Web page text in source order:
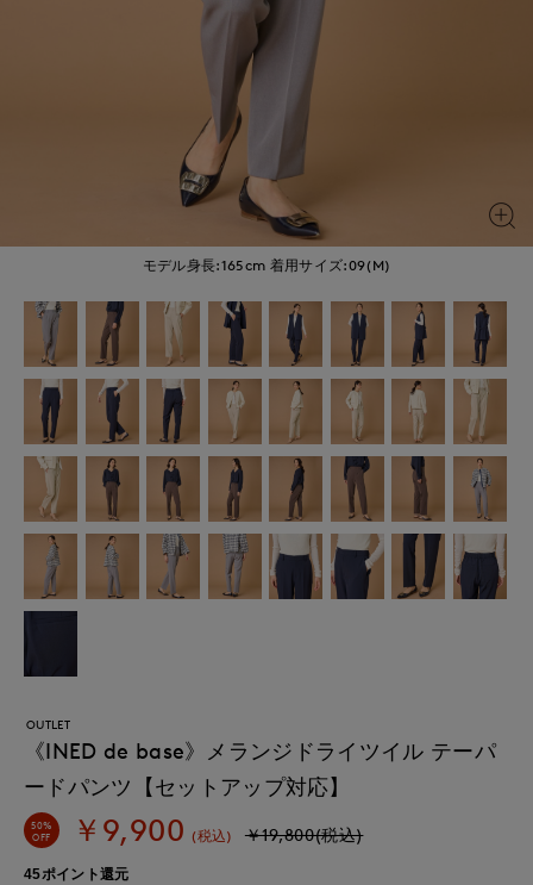
モデル身長:165cm 着用サイズ:09(M)
OUTLET
《INED de base》メランジドライツイル テーパ
ードパンツ【セットアップ対応】
50%
OFF
￥9,900 (税込) ￥19,800(税込)
45ポイント還元